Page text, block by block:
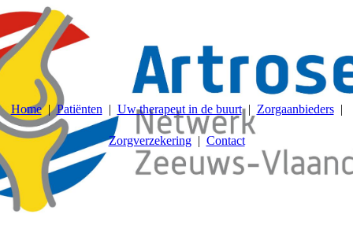
Home Patiënten Uw therapeut in de buurt Zorgaanbieders
Zorgverzekering Contact